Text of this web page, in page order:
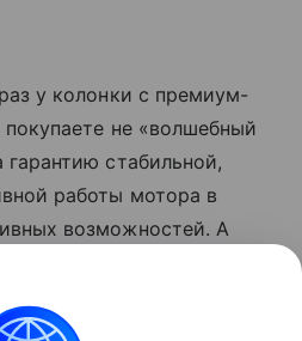
у колонки с премиум-
покупаете не «волшебный
гарантию стабильной,
работы мотора в
возможностей. А
слушайте своего